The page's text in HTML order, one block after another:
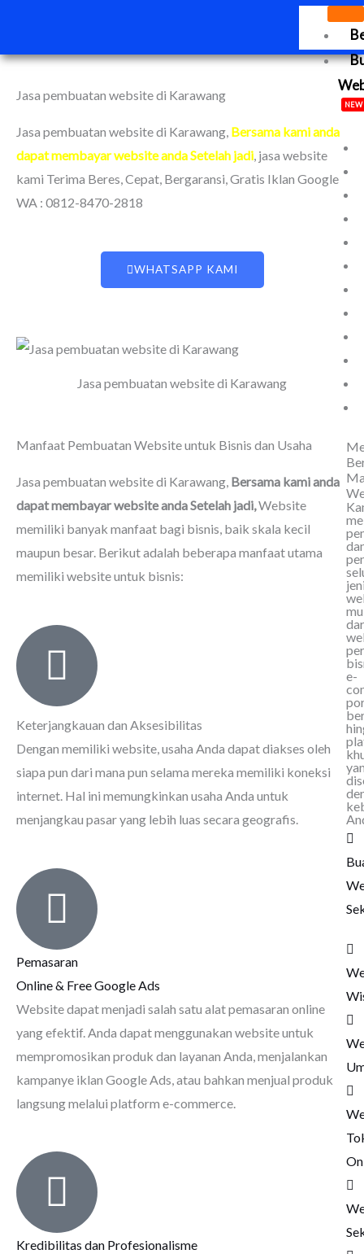
konten
NEW
e-
Jasa pembuatan website di Karawang
Jasa pembuatan website di Karawang, Bersama kami anda
dapat membayar website anda Setelah jadi, jasa website
kami Terima Beres, Cepat, Bergaransi, Gratis Iklan Google
WA : 0812-8470-2818
WHATSAPP KAMI
Jasa pembuatan website di Karawang
Manfaat Pembuatan Website untuk Bisnis dan Usaha
Jasa pembuatan website di Karawang, Bersama kami anda
dapat membayar website anda Setelah jadi,Website
memiliki banyak manfaat bagi bisnis, baik skala kecil
maupun besar. Berikut adalah beberapa manfaat utama
memiliki website untuk bisnis:
Keterjangkauan dan Aksesibilitas
Dengan memiliki website, usaha Anda dapat diakses oleh
siapa pun dari mana pun selama mereka memiliki koneksi
internet. Hal ini memungkinkan usaha Anda untuk
menjangkau pasar yang lebih luas secara geografis.
Pemasaran
Online & Free Google Ads
Website dapat menjadi salah satu alat pemasaran online
yang efektif. Anda dapat menggunakan website untuk
mempromosikan produk dan layanan Anda, menjalankan
kampanye iklan Google Ads, atau bahkan menjual produk
langsung melalui platform e-commerce.
Kredibilitas dan Profesionalisme